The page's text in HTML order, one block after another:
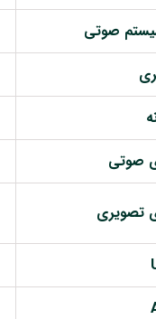
صوتی
صوتی
تصویری